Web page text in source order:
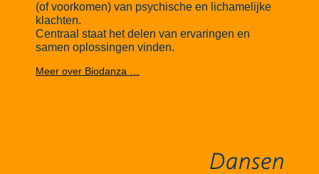
(of voorkomen) van psychische en lichamelijke
klachten.
Centraal staat het delen van ervaringen en
samen oplossingen vinden.
Meer over Biodanza …